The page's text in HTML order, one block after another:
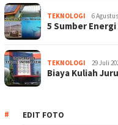
TEKNOLOGI 6
5 Sumber
TEKNOLOGI 29 Juli
Biaya Kuliah
EDIT FOTO